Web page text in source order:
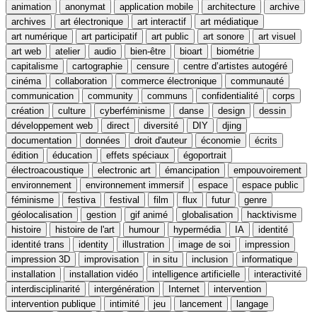
animation
anonymat application mobile architecture
archive
archives
art électronique art interactif
art médiatique
art numérique
art participatif art public art sonore
art visuel
art web
atelier audio bien-être bioart
biométrie
capitalisme
cartographie censure
centre d’artistes autogéré
cinéma
collaboration commerce électronique
communauté
communication
community communs confidentialité
corps
création
culture cyberféminisme danse design
dessin
développement web
direct diversité DIY
djing
documentation
données droit d'auteur économie
écrits
édition
éducation effets spéciaux
égoportrait
électroacoustique
electronic art émancipation
empouvoirement
environnement
environnement immersif espace
espace public
féminisme
festiva festival film flux futur
genre
géolocalisation
gestion gif animé globalisation
hacktivisme
histoire
histoire de l'art humour hypermédia IA
identité
identité trans
identity illustration image de soi
impression
impression 3D
improvisation in situ inclusion
informatique
installation
installation vidéo intelligence artificielle
interactivité
interdisciplinarité
intergénération Internet
intervention
intervention publique
intimité jeu lancement
langage